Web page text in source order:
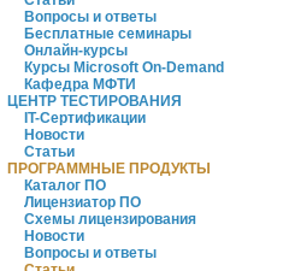
Вопросы и ответы
Бесплатные семинары
Онлайн-курсы
Курсы Microsoft On-Demand
Кафедра МФТИ
ЦЕНТР ТЕСТИРОВАНИЯ
IT-Сертификации
Новости
Статьи
ПРОГРАММНЫЕ ПРОДУКТЫ
Каталог ПО
Лицензиатор ПО
Схемы лицензирования
Новости
Вопросы и ответы